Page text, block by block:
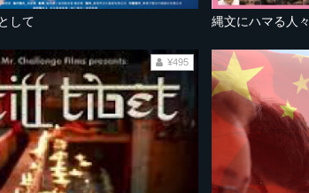
して 縄文にハマる人々
¥495